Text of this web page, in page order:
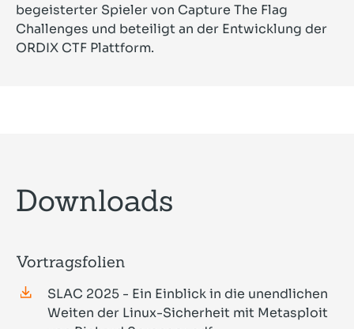
begeisterter Spieler von Capture The Flag
Challenges und beteiligt an der Entwicklung der
ORDIX CTF Plattform.
Downloads
Vortragsfolien
SLAC 2025 - Ein Einblick in die unendlichen
Weiten der Linux-Sicherheit mit Metasploit